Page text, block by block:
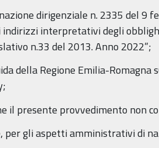
dirigenziale n. 2335 del 9
indirizzi interpretativi degli
n.33 del 2013. Anno 2022”;
della Regione Emilia-
il presente provvedimento non
per gli aspetti amministrativi di